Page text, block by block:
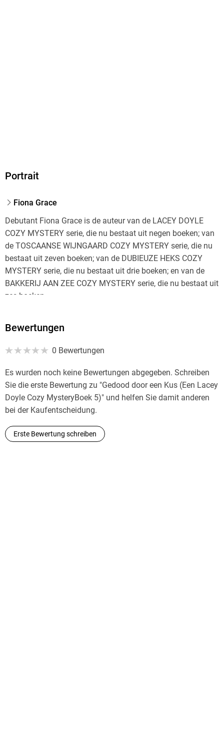
9798341583306
Portrait
Fiona Grace
Debutant Fiona Grace is de auteur van de LACEY DOYLE
COZY MYSTERY serie, die nu bestaat uit negen boeken; van
de TOSCAANSE WIJNGAARD COZY MYSTERY serie, die nu
bestaat uit zeven boeken; van de DUBIEUZE HEKS COZY
MYSTERY serie, die nu bestaat uit drie boeken; en van de
BAKKERIJ AAN ZEE COZY MYSTERY serie, die nu bestaat uit
zes boeken.
om gratis e-books te ontvangen en op de hoogte te blijven
van het laatste nieuws.
Bewertungen
0 Bewertungen
Es wurden noch keine Bewertungen abgegeben. Schreiben
Sie die erste Bewertung zu "Gedood door een Kus (Een Lacey
Doyle Cozy MysteryBoek 5)" und helfen Sie damit anderen
bei der Kaufentscheidung.
Erste Bewertung schreiben